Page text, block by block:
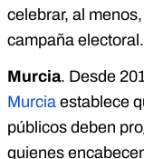
celebrar, al
campaña electoral.
Murcia. Desde
Murcia establece
públicos deben
quienes